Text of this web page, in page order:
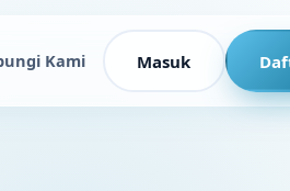
Kami Masuk